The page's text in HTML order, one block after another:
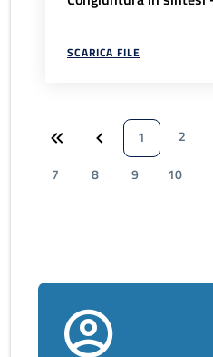
SCARICA FILE
1 2
7
8 9 10